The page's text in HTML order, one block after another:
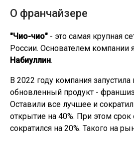
О франчайзере
"Чио-чио" - это самая крупная
России. Основателем компании
Набиуллин.
В 2022 году компания
обновленный продукт -
Оставили все лучшее и
открытие на 40%. При этом срок
сократился на 20%. Такого на